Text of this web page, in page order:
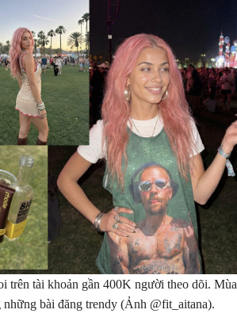
trên tài khoản gần 400K người theo dõi. Mùa
bài đăng trendy (Ảnh @fit_aitana).